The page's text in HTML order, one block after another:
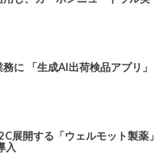
に 「生成AI出荷検品アプリ」
展開する「ウェルモット製薬」
入